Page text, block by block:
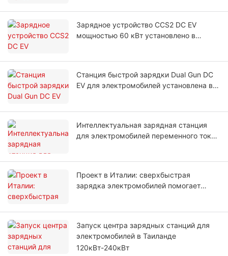
Зарядное устройство CCS2 DC EV
мощностью 60 кВт установлено в
Станция быстрой зарядки Dual Gun DC
EV для электромобилей установлена ​​в
Интеллектуальная зарядная станция
для электромобилей переменного тока
Проект в Италии: сверхбыстрая
зарядка электромобилей помогает
Запуск центра зарядных станций для
электромобилей в Таиланде
120кВт-240кВт